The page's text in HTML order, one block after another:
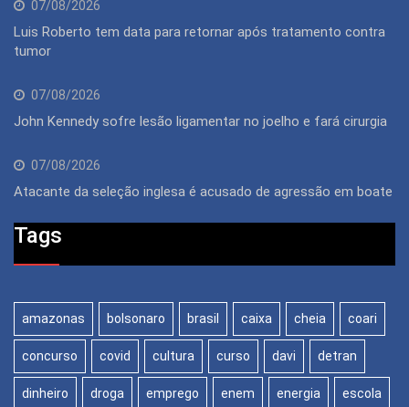
07/08/2026
Luis Roberto tem data para retornar após tratamento contra
tumor
07/08/2026
John Kennedy sofre lesão ligamentar no joelho e fará cirurgia
07/08/2026
Atacante da seleção inglesa é acusado de agressão em boate
Tags
amazonas bolsonaro brasil caixa cheia coari
concurso covid cultura curso davi detran
dinheiro droga emprego enem energia escola